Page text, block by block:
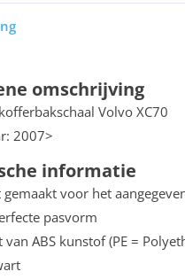
omschrijving
Volvo XC70
2007>
informatie
gemaakt voor het
pasvorm
van ABS kunstof (PE =